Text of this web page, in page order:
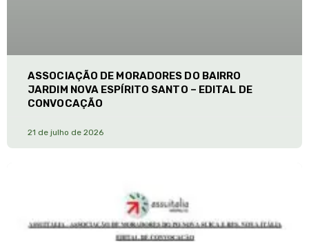
ASSOCIAÇÃO DE MORADORES DO BAIRRO
JARDIM NOVA ESPÍRITO SANTO – EDITAL DE
CONVOCAÇÃO
21 de julho de 2026